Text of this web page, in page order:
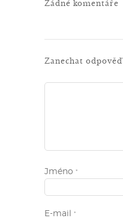
Žádné komentáře
Zanechat odpověď
Jméno *
E-mail *